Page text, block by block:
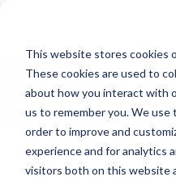
This website stores cookies
These cookies are used to
about how you interact with
us to remember you. We use
order to improve and
experience and for analytics
visitors both on this website
特定個人情報等
する基本方針
公益社団法人能楽協会（